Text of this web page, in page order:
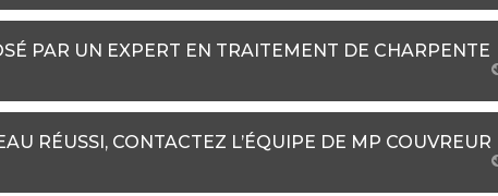
PAR UN EXPERT EN TRAITEMENT DE CHARPENTE
RÉUSSI, CONTACTEZ L’ÉQUIPE DE MP COUVREUR